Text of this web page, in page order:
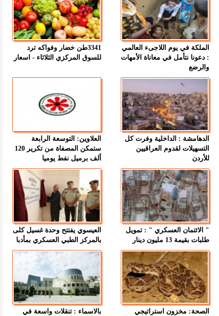
الملكة في يوم اللاجىء العالمي
: دعونا نتأمل في معاناة الأمهات
والرضع
3341طن خضار وفواكه ترد
للسوق المركزي الثلاثاء - اسعار
الدهامشة : الداخلية وفرت كل
التسهيلات لقدوم العراقيين
للأردن
العلاوين: التوسعة الرابعة
ستمكن المصفاة من تكرير 120
ألف برميل نفط يوميا
" الائتمان العسكري " : تمويل
طلبات بقيمة 13 مليون دينار
العيسوي يفتتح وحدة غسيل كلى
بالمركز الطبي العسكري بمأدبا
الصحة: مخزون استراتيجي
بالاسماء : تنقلات واسعة في